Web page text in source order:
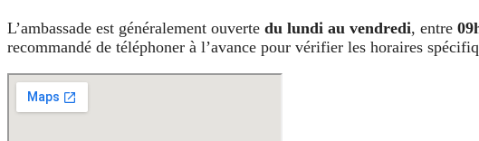
L’ambassade est généralement ouverte du lundi au vendredi, entre
recommandé de téléphoner à l’avance pour vérifier les horaires